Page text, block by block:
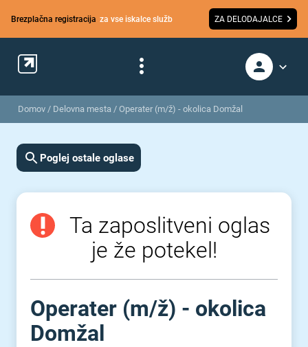
Brezplačna registracija za vse iskalce služb ZA DELODAJALCE
Domov / Delovna mesta / Operater (m/ž) - okolica Domžal
Poglej ostale oglase
Ta zaposlitveni oglas
je že potekel!
Operater (m⁠/⁠ž) - okolica
Domžal